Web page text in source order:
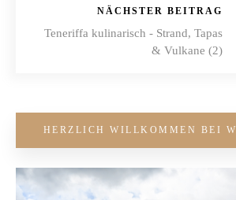
NÄCHSTER BEITRAG
Teneriffa kulinarisch - Strand, Tapas
& Vulkane (2)
HERZLICH WILLKOMMEN BEI